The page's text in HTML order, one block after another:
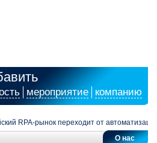
мероприятие компанию
RPA-рынок переходит от автоматизации
О нас